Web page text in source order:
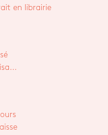
en librairie